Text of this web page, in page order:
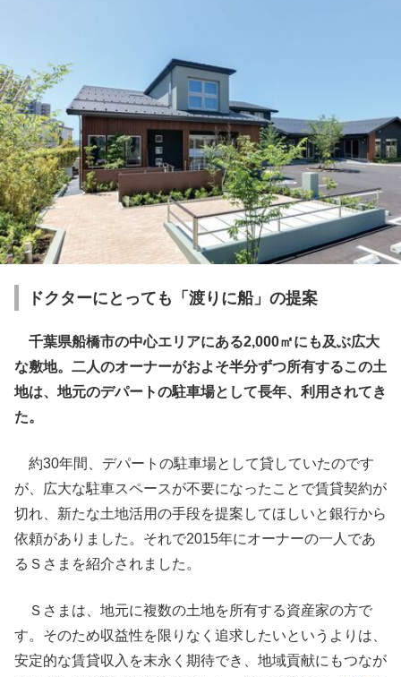
ドクターにとっても「渡りに船」の提案
千葉県船橋市の中心エリアにある2,000㎡にも及ぶ広大
な敷地。二人のオーナーがおよそ半分ずつ所有するこの土
地は、地元のデパートの駐車場として長年、利用されてき
た。
約30年間、デパートの駐車場として貸していたのです
が、広大な駐車スペースが不要になったことで賃貸契約が
切れ、新たな土地活用の手段を提案してほしいと銀行から
依頼がありました。それで2015年にオーナーの一人であ
るＳさまを紹介されました。
Ｓさまは、地元に複数の土地を所有する資産家の方で
す。そのため収益性を限りなく追求したいというよりは、
安定的な賃貸収入を末永く期待でき、地域貢献にもつなが